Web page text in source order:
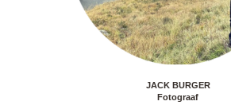
JACK BURGER
Fotograaf